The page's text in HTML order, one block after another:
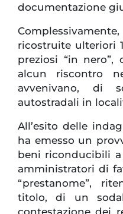
documentazione
ricostruite ulteriori
preziosi “in
alcun riscontro
avvenivano, di
autostradali in
All’esito delle
ha emesso un
beni riconducibili
amministratori di
“prestanome”,
titolo, di un